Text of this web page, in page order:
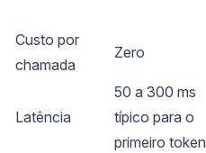
Custo por
chamada
Zero
Latência
50 a 300 ms
típico para o
primeiro token